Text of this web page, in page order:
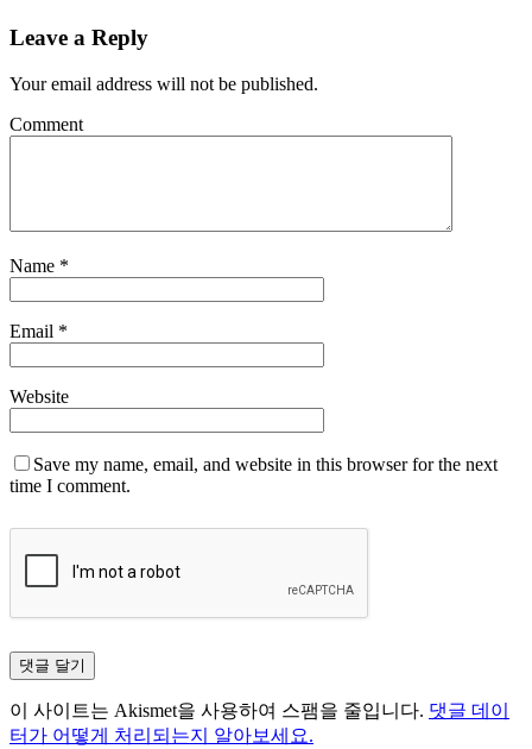
Leave a Reply
Your email address will not be published.
Comment
Name *
Email *
Website
Save my name, email, and website in this browser for the next
time I comment.
이 사이트는 Akismet을 사용하여 스팸을 줄입니다. 댓글 데이
터가 어떻게 처리되는지 알아보세요.